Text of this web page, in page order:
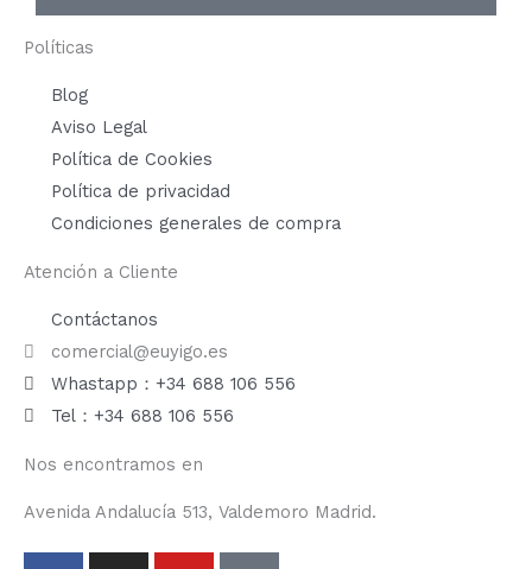
Políticas
Blog
Aviso Legal
Política de Cookies
Política de privacidad
Condiciones generales de compra
Atención a Cliente
Contáctanos
comercial@euyigo.es
Whastapp：+34 688 106 556
Tel：+34 688 106 556
Nos encontramos en
Avenida Andalucía 513, Valdemoro Madrid.